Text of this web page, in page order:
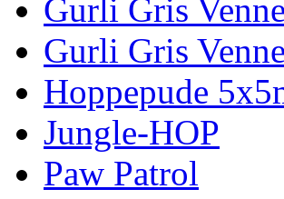
Gurli Gris
Gurli Gris
Hoppepude
Jungle-HOP
Paw Patrol